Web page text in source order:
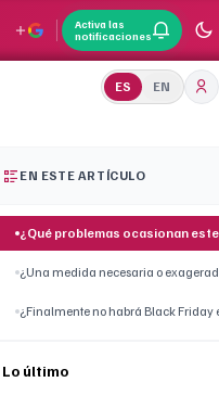
Activa las
notificaciones
ES EN
EN ESTE ARTÍCULO
¿Qué problemas ocasionan
¿Una medida necesaria o
¿Finalmente no habrá Black Friday
Lo último